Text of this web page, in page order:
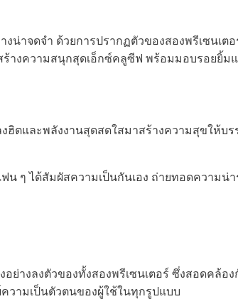
น่าจดจำ ด้วยการปรากฏตัวของสองพรีเซนเต
างความสนุกสุดเอ็กซ์คลูซีฟ พร้อมมอบรอยยิ้มแ
ตและพลังงานสุดสดใสมาสร้างความสุขให้บร
น ๆ ได้สัมผัสความเป็นกันเอง ถ่ายทอดความ
างลงตัวของทั้งสองพรีเซนเตอร์ ซึ่งสอดคล้อ
ามเป็นตัวตนของผู้ใช้ในทุกรูปแบบ